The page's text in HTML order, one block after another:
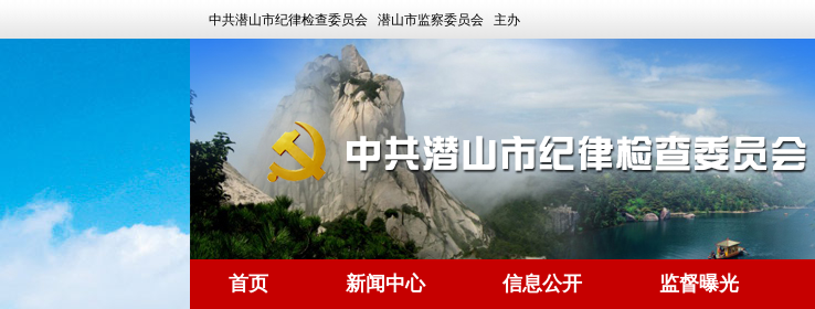
中共潜山市纪律检查委员会 潜山市监察委员会 主办
首页 新闻中心 信息公开 监督曝光